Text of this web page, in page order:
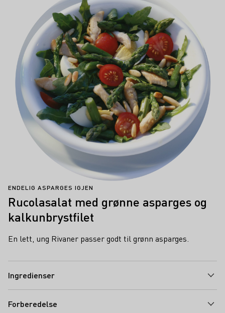
ENDELIG ASPARGES IGJEN
Rucolasalat med grønne asparges og
kalkunbrystfilet
En lett, ung Rivaner passer godt til grønn asparges.
Ingredienser
Forberedelse